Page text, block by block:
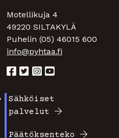
Motellikuja 4
49220 SILTAKYLÄ
Puhelin (05) 46015 600
info@pyhtaa.fi
Footer
Sähköiset
palvelut
Päätöksenteko